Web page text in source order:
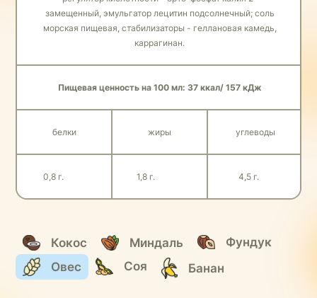
замещенный, эмульгатор лецитин подсолнечный; соль
морская пищевая, стабилизаторы - геллановая камедь,
каррагинан.
Пищевая ценность на 100 мл: 37 ккал/ 157 кДж
белки жиры углеводы
0,8 г. 1,8 г. 4,5 г.
Кокос Миндаль
Фундук
Овес
Соя Банан